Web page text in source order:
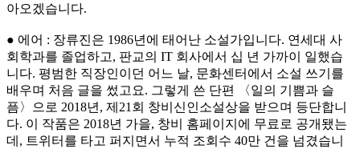
아오겠습니다.
● 에어 : 장류진은 1986년에 태어난 소설가입니다. 연세대 사
회학과를 졸업하고, 판교의 IT 회사에서 십 년 가까이 일했습
니다. 평범한 직장인이던 어느 날, 문화센터에서 소설 쓰기를
배우며 처음 글을 썼고요. 그렇게 쓴 단편 〈일의 기쁨과 슬
픔〉으로 2018년, 제21회 창비신인소설상을 받으며 등단합니
다. 이 작품은 2018년 가을, 창비 홈페이지에 무료로 공개됐는
데, 트위터를 타고 퍼지면서 누적 조회수 40만 건을 넘겼습니